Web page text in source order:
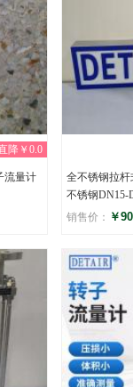
降￥0.0
流量计
全不锈钢拉
不锈钢DN15-
销售价： ￥